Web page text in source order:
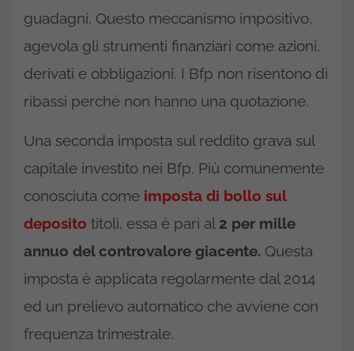
guadagni. Questo meccanismo impositivo,
agevola gli strumenti finanziari come azioni,
derivati e obbligazioni. I Bfp non risentono di
ribassi perché non hanno una quotazione.
Una seconda imposta sul reddito grava sul
capitale investito nei Bfp. Più comunemente
conosciuta come imposta di bollo sul
deposito titoli, essa è pari al 2 per mille
annuo del controvalore giacente. Questa
imposta è applicata regolarmente dal 2014
ed un prelievo automatico che avviene con
frequenza trimestrale.